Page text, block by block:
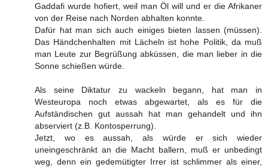
Gaddafi wurde hofiert, weil man Öl will und er die Afrikaner
von der Reise nach Norden abhalten konnte.
Dafür hat man sich auch einiges bieten lassen (müssen).
Das Händchenhalten mit Lächeln ist hohe Politik, da muß
man Leute zur Begrüßung abküssen, die man lieber in die
Sonne schießen würde.
Als seine Diktatur zu wackeln begann, hat man in
Westeuropa noch etwas abgewartet, als es für die
Aufständischen gut aussah hat man gehandelt und ihn
abserviert (z.B. Kontosperrung).
Jetzt, wo es aussah, als würde er sich wieder
uneingeschränkt an die Macht ballern, muß er unbedingt
weg, denn ein gedemütigter Irrer ist schlimmer als einer,